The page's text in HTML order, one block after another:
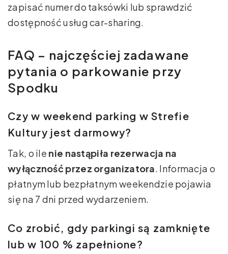
zapisać numer do taksówki lub sprawdzić
dostępność usług car-sharing.
FAQ – najczęściej zadawane
pytania o parkowanie przy
Spodku
Czy w weekend parking w Strefie
Kultury jest darmowy?
Tak, o ile nie nastąpiła rezerwacja na
wyłączność przez organizatora. Informacja o
płatnym lub bezpłatnym weekendzie pojawia
się na 7 dni przed wydarzeniem.
Co zrobić, gdy parkingi są zamknięte
lub w 100 % zapełnione?